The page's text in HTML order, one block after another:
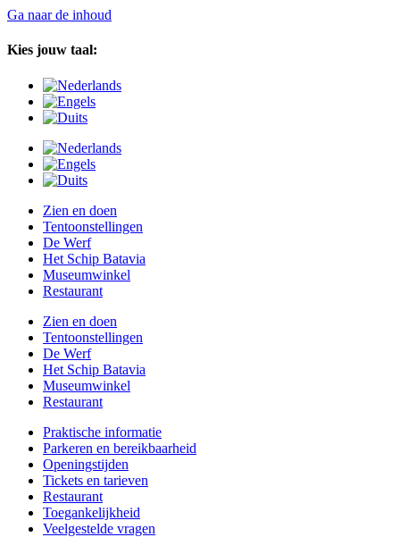
Ga naar de inhoud
Kies jouw taal:
Zien en doen
Tentoonstellingen
De Werf
Het Schip Batavia
Museumwinkel
Restaurant
Zien en doen
Tentoonstellingen
De Werf
Het Schip Batavia
Museumwinkel
Restaurant
Praktische informatie
Parkeren en bereikbaarheid
Openingstijden
Tickets en tarieven
Restaurant
Toegankelijkheid
Veelgestelde vragen